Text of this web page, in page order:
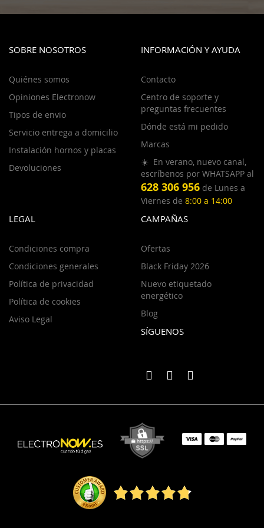
SOBRE NOSOTROS
Quiénes somos
Opiniones Electronow
Tipos de envio
Servicio entrega a domicilio
Instalación hornos y placas
Devoluciones
INFORMACIÓN Y AYUDA
Contacto
Centro de soporte y
preguntas frecuentes
Dónde está mi pedido
Marcas
☀️ En verano, nuevo canal,
escríbenos por WHATSAPP al
628 306 956 de Lunes a
Viernes de 8:00 a 14:00
LEGAL
Condiciones compra
Condiciones generales
Política de privacidad
Política de cookies
Aviso Legal
CAMPAÑAS
Ofertas
Black Friday 2026
Nuevo etiquetado
energético
Blog
SÍGUENOS